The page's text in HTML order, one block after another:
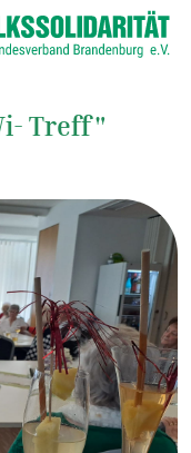
Treff"